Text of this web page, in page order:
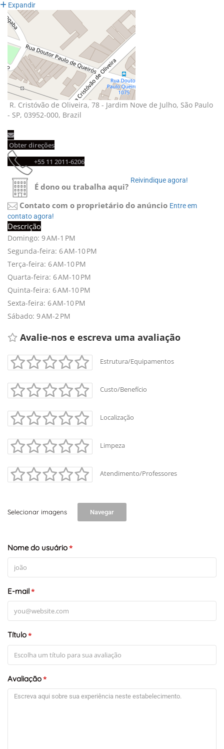
Expandir
+-
Leaflet
R. Cristóvão de Oliveira, 78 - Jardim Nove de Julho, São Paulo
- SP, 03952-000, Brazil
Obter direções
+55 11 2011-6206
É dono ou trabalha aqui?
Reivindique agora!
Contato com o proprietário do anúncio Entre em
contato agora!
Descrição
Domingo: 9 AM-1 PM
Segunda-feira: 6 AM-10 PM
Terça-feira: 6 AM-10 PM
Quarta-feira: 6 AM-10 PM
Quinta-feira: 6 AM-10 PM
Sexta-feira: 6 AM-10 PM
Sábado: 9 AM-2 PM
Avalie-nos e escreva uma avaliação
Estrutura/Equipamentos
Custo/Benefício
Localização
Limpeza
Atendimento/Professores
Selecionar imagens Navegar
Nome do usuário*
E-mail*
Título*
Avaliação*